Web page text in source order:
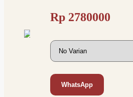
Rp 2780000
WhatsApp